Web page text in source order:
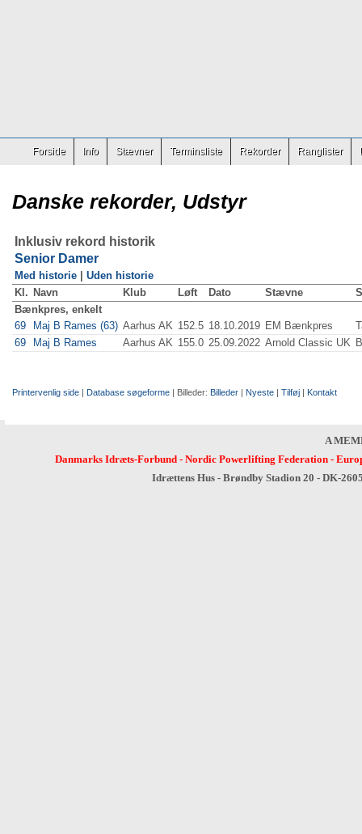
Forside Info Stævner Terminsliste Rekorder Ranglister
Danske rekorder, Udstyr
Inklusiv rekord historik
Senior Damer
Med historie
Uden historie
Kl. Navn Klub Løft Dato Stævne
Bænkpres, enkelt
69
Maj B Rames (63) Aarhus AK 152.5 18.10.2019 EM Bænkpres
69
Maj B Rames Aarhus AK 155.0 25.09.2022 Arnold Classic UK
Printervenlig side | Database søgeforme | Billeder: Billeder | Nyeste | Tilføj | Kontakt
A
Danmarks Idræts-Forbund- Nordic Powerlifting Federation-
Idrættens Hus - Brøndby Stadion 20 - DK-